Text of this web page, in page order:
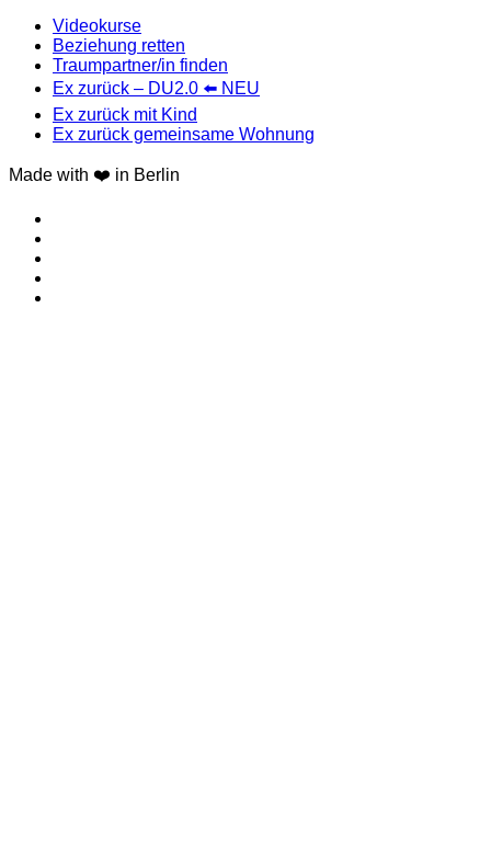
Videokurse
Beziehung retten
Traumpartner/in finden
Ex zurück – DU2.0 ⬅️ NEU
Ex zurück mit Kind
Ex zurück gemeinsame Wohnung
Made with ❤️ in Berlin